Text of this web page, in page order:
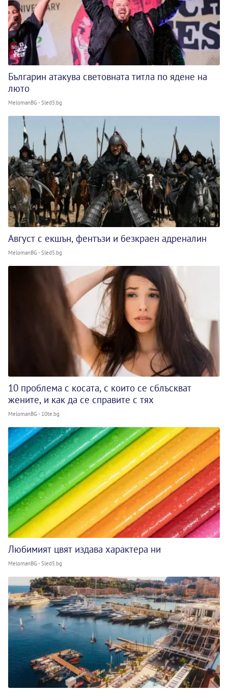
Българин атакува световната титла по ядене на
люто
MelomanBG - Sled5.bg
Август с екшън, фентъзи и безкраен адреналин
MelomanBG - Sled5.bg
10 проблема с косата, с които се сблъскват
жените, и как да се справите с тях
MelomanBG - 10te.bg
Любимият цвят издава характера ни
MelomanBG - Sled5.bg